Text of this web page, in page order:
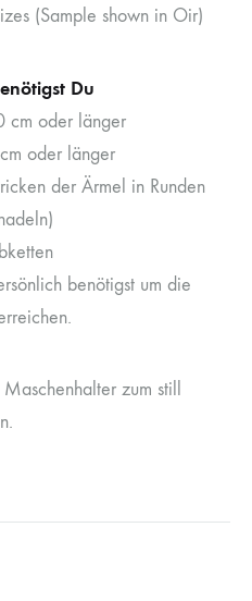
(Sample shown in Oir)
Du
cm oder länger
oder länger
der Ärmel in Runden
benötigst um die
zum still